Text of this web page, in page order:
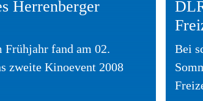
Herrenberger
fand am 02.
zweite Kinoevent 2008
Bei